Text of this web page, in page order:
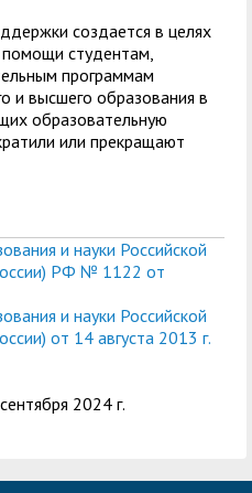
создается в целях
помощи студентам,
программам
и высшего образования в
образовательную
или прекращают
и науки Российской
РФ № 1122 от
и науки Российской
от 14 августа 2013 г.
2024 г.